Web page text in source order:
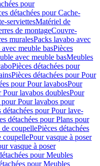
pour
détachées pour Cache-
serviettesMatériel de
de montageCouvre-
muralesPacks lavabo avec
meuble basPièces
avec meuble basMeubles
Pièces détachées pour
Pièces détachées pour Pour
pour Pour lavabosPour
Pour lavabos doublesPour
pour Pour lavabos pour
détachées pour Pour lave-
détachées pour Plans pour
de coupellePièces détachées
coupellePour vasque à poser
vasque à poser
pour Meubles
pour Meubles